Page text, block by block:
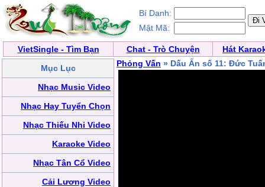
Bí Danh:
Mật Mã:
VietSingle - Tìm Bạn Chat - Trò Chuyện
Hát
Mục Lục
Nhạc Music Video
Nhạc Hay Tuyển Chọn
Nhạc Thiếu Nhi Video
Karaoke Video
Nhạc Tân Cổ Video
Cải Lương Video
Phỏng Vấn » Dấu Ấn số 11: Đức